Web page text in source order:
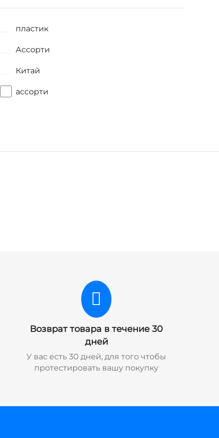
пластик
Ассорти
Китай
ассорти
Возврат товара в течение 30
дней
У вас есть 30 дней, для того чтобы
протестировать вашу покупку